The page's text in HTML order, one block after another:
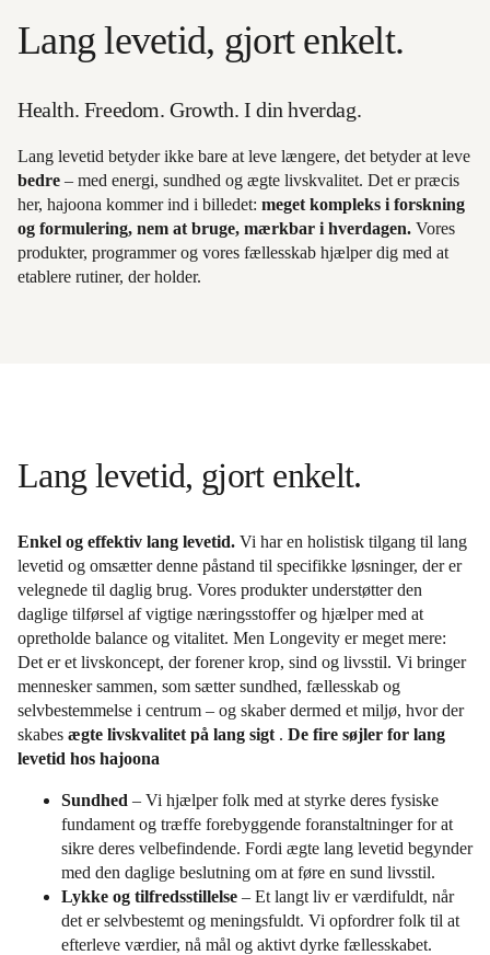
Lang levetid, gjort enkelt.
Health. Freedom. Growth. I din hverdag.
Lang levetid betyder ikke bare at leve længere, det betyder at leve
bedre – med energi, sundhed og ægte livskvalitet. Det er præcis
her, hajoona kommer ind i billedet: meget kompleks i forskning
og formulering, nem at bruge, mærkbar i hverdagen. Vores
produkter, programmer og vores fællesskab hjælper dig med at
etablere rutiner, der holder.
Lang levetid, gjort enkelt.
Enkel og effektiv lang levetid. Vi har en holistisk tilgang til lang
levetid og omsætter denne påstand til specifikke løsninger, der er
velegnede til daglig brug. Vores produkter understøtter den
daglige tilførsel af vigtige næringsstoffer og hjælper med at
opretholde balance og vitalitet. Men Longevity er meget mere:
Det er et livskoncept, der forener krop, sind og livsstil. Vi bringer
mennesker sammen, som sætter sundhed, fællesskab og
selvbestemmelse i centrum – og skaber dermed et miljø, hvor der
skabes ægte livskvalitet på lang sigt . De fire søjler for lang
levetid hos hajoona
Sundhed – Vi hjælper folk med at styrke deres fysiske
fundament og træffe forebyggende foranstaltninger for at
sikre deres velbefindende. Fordi ægte lang levetid begynder
med den daglige beslutning om at føre en sund livsstil.
Lykke og tilfredsstillelse – Et langt liv er værdifuldt, når
det er selvbestemt og meningsfuldt. Vi opfordrer folk til at
efterleve værdier, nå mål og aktivt dyrke fællesskabet.